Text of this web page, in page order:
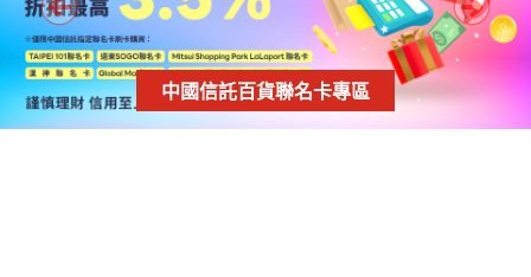
中國信託百貨聯名卡專區